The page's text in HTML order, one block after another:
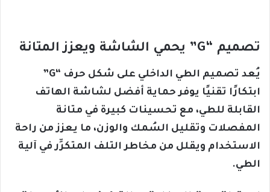
تصميم “G” يحمي الشاشة ويعزز المتانة
يُعد تصميم الطي الداخلي على شكل حرف “G”
ابتكارًا تقنيًا يوفر حماية أفضل لشاشة الهاتف
القابلة للطي، مع تحسينات كبيرة في متانة
المفصلات وتقليل السُمك والوزن، ما يعزز من راحة
الاستخدام ويقلل من مخاطر التلف المتكرِّر في آلية
الطي.